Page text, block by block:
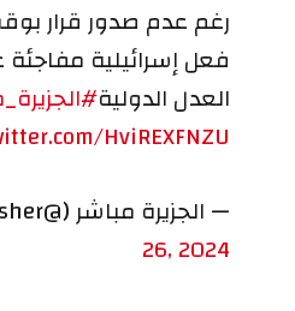
رغم عدم صدور قرار
فعل إسرائيلية
العدل الدولية
HviREXFNZU
— الجزيرة مباشر (@ajmubasher)
26, 2024